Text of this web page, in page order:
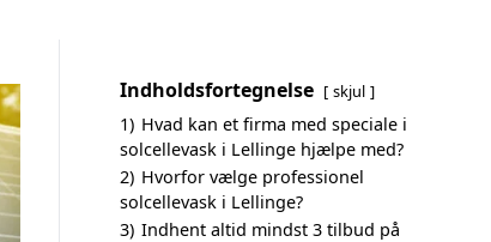
Indholdsfortegnelse skjul
1) Hvad kan et firma med speciale i
solcellevask i Lellinge hjælpe med?
2) Hvorfor vælge professionel
solcellevask i Lellinge?
3) Indhent altid mindst 3 tilbud på